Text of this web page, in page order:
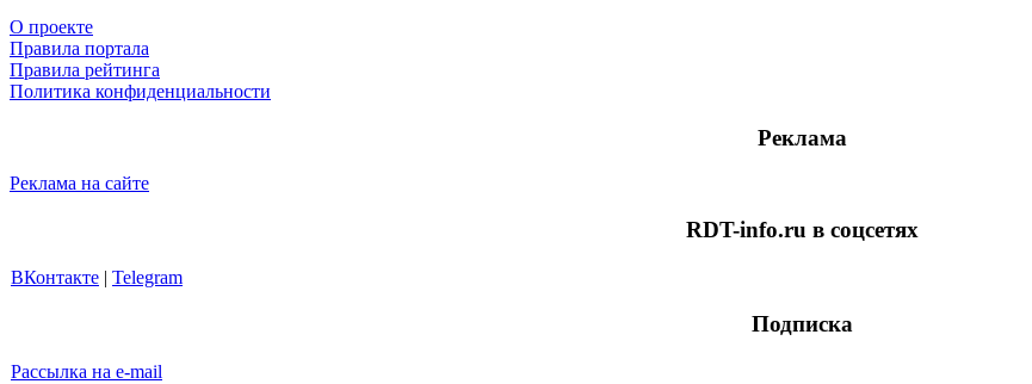
О проекте
Правила портала
Правила рейтинга
Политика конфиденциальности
Реклама
Реклама на сайте
RDT-info.ru в соцсетях
ВКонтакте | Telegram
Подписка
Рассылка на e-mail